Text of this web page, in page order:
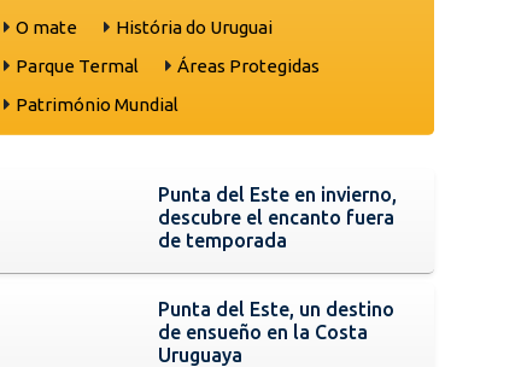
O mate
História do Uruguai
Parque Termal
Áreas Protegidas
Património Mundial
Punta del Este en invierno,
descubre el encanto fuera
de temporada
Punta del Este, un destino
de ensueño en la Costa
Uruguaya